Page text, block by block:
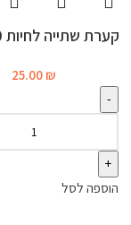
קערת שתייה לחיות 400 מ"ל
25.00 ₪
הוספה לסל